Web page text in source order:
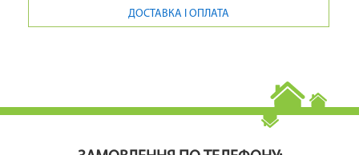
ДОСТАВКА І ОПЛАТА